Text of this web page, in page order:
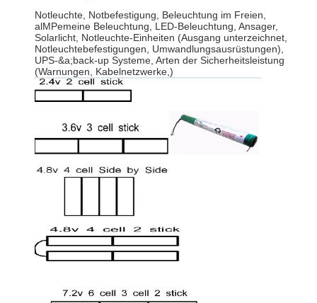
Notleuchte, Notbefestigung, Beleuchtung im Freien,
alMPemeine Beleuchtung, LED-Beleuchtung, Ansager,
Solarlicht, Notleuchte-Einheiten (Ausgang unterzeichnet,
Notleuchtebefestigungen, Umwandlungsausrüstungen),
UPS-&a;back-up Systeme, Arten der Sicherheitsleistung
(Warnungen, Kabelnetzwerke,)